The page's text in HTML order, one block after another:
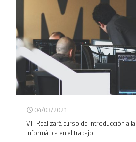
04/03/2021
VTI Realizará curso de introducción a
informática en el trabajo